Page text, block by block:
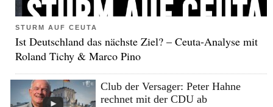
STURM AUF CEUTA
Ist Deutschland das nächste Ziel? – Ceuta-Analyse mit
Roland Tichy & Marco Pino
Club der Versager: Peter Hahne
rechnet mit der CDU ab